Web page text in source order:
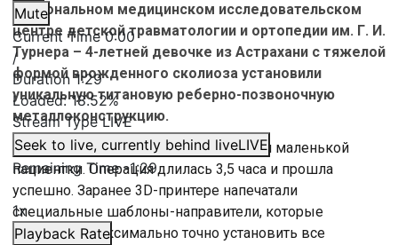
Mute
Current Time0:00
/
Duration1:29
Loaded:18.52%
Stream TypeLIVE
Seek to live, currently behind liveLIVE
Remaining Time-1:29
1x
Playback Rate
национальном медицинском исследовательском
центре детской травматологии и ортопедии им. Г. И.
Турнера – 4-летней девочке из Астрахани с тяжелой
формой врожденного сколиоза установили
уникальную титановую реберно-позвоночную
металлоконструкцию.
Конструкцию создали специально для маленькой
пациентки. Операция длилась 3,5 часа и прошла
успешно. Заранее 3D-принтере напечатали
специальные шаблоны-направители, которые
позволили максимально точно установить все